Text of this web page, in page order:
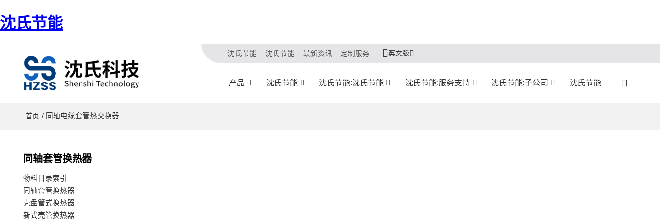
沈氏节能
沈氏节能 沈氏节能 最新资讯 定制服务 英文版
产品 沈氏节能 沈氏节能:沈氏节能 沈氏节能:服务支持 沈氏节能:子公司 沈氏节能
首页 / 同轴电缆套管热交换器
同轴套管换热器
物料目录索引
同轴套管换热器
壳盘管式换热器
新式壳管换热器